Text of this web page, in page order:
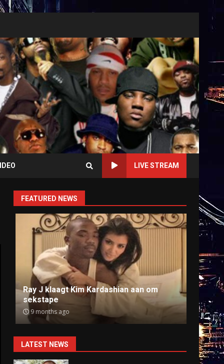
LIVE STREAM
FEATURED NEWS
Ray J klaagt Kim Kardashian aan om
sekstape
9 months ago
Anti-
9
LATEST NEWS